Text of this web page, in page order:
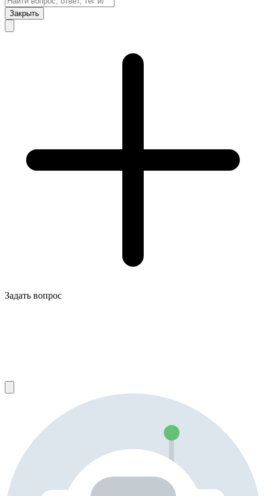
Закрыть
Задать вопрос